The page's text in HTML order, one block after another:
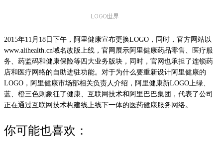
2015年11月18日下午，阿里健康宣布更换LOGO，同时，官方网站以
www.alihealth.cn域名改版上线，官网展示阿里健康药品零售、医疗服
务、药监码和健康保险等四大业务版块，同时，官网也承担了连锁药
店和医疗网络的自助进驻功能。对于为什么要重新设计阿里健康的
LOGO，阿里健康市场部相关负责人介绍，阿里健康新LOGO上绿、
蓝、橙三色则象征了健康、互联网技术和阿里巴巴集团，代表了公司
正在通过互联网技术构建线上线下一体的医药健康服务网络。
你可能也喜欢：